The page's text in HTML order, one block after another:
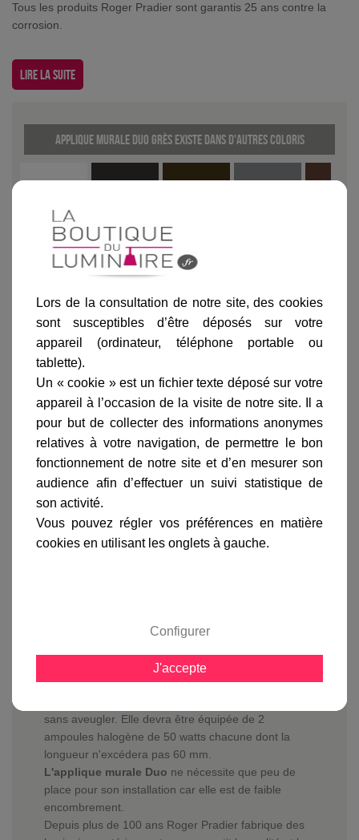
Tous les produits Roger Pradier sont garantis 25 ans contre la
corrosion.
Lire la suite
Applique murale Duo Grès existe dans d'autres coloris
Blanc
Ajouter au panier
Informations produit
marque
gamme complète
Applique murale Duo Grès
Pradier
L'applique murale Duoest équipée d'un diffuseur
sans aveugler. Elle devra être équipée de 2
ampoules halogène de 50 watts chacune dont la
longueur n'excédera pas 60 mm.
L'applique murale Duo ne nécessite que peu de
place pour son installation car elle est de faible
encombrement.
Depuis plus de 100 ans Roger Pradier fabrique des
Lors de la consultation de notre site, des cookies
sont susceptibles d’être déposés sur votre
appareil (ordinateur, téléphone portable ou
tablette).
Un « cookie » est un fichier texte déposé sur votre
appareil à l’occasion de la visite de notre site. Il a
pour but de collecter des informations anonymes
relatives à votre navigation, de permettre le bon
fonctionnement de notre site et d’en mesurer son
audience afin d’effectuer un suivi statistique de
son activité.
Vous pouvez régler vos préférences en matière
cookies en utilisant les onglets à gauche.
Configurer
J'accepte